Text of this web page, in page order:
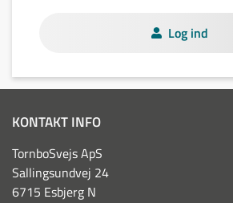
Log ind
KONTAKT INFO
TornboSvejs ApS
Sallingsundvej 24
6715 Esbjerg N